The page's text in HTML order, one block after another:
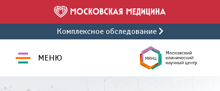
Комплексное обследование
МЕНЮ